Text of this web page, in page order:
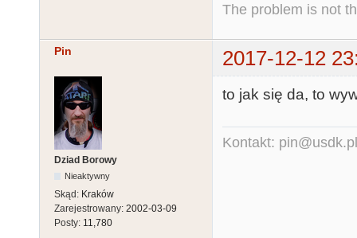
The problem is not
Pin 2017-12-12
Dziad Borowy
Nieaktywny
Skąd: Kraków
Zarejestrowany: 2002-03-09
Posty: 11,780
to jak się da, to
Kontakt: pin@usdk.pl